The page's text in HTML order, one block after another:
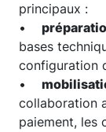
principaux :
•
bases
configuration
•
collaboration
paiement, les